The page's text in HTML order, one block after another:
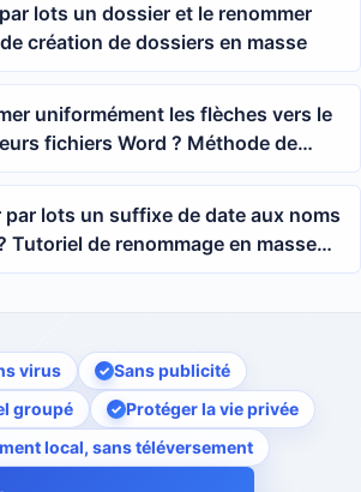
lots un dossier et le renommer
création de dossiers en masse
uniformément les flèches vers le
fichiers Word ? Méthode de
des retours à la ligne automatiques
lots un suffixe de date aux noms
Tutoriel de renommage en masse
virus
Sans publicité
groupé
Protéger la vie privée
local, sans téléversement